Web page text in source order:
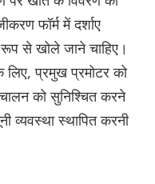
फॉर्म में दर्शाए
से खोले जाने चाहिए।
प्रमुख प्रमोटर को
को सुनिश्चित करने
व्यवस्था स्थापित करनी